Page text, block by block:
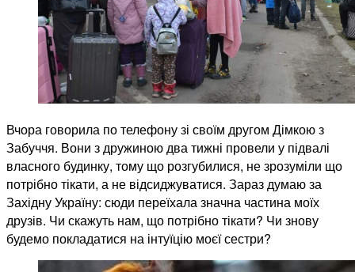
Вчора говорила по телефону зі своїм другом Дімкою з
Забуччя. Вони з дружиною два тижні провели у підвалі
власного будинку, тому що розгубилися, не зрозуміли що
потрібно тікати, а не відсиджуватися. Зараз думаю за
Західну Україну: сюди переїхала значна частина моїх
друзів. Чи скажуть нам, що потрібно тікати? Чи знову
будемо покладатися на інтуїцію моєї сестри?